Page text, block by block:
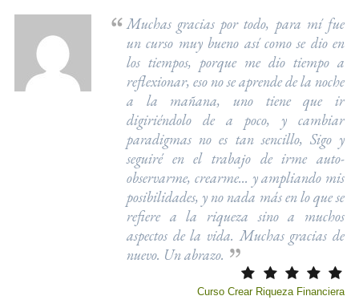
Muchas gracias por todo, para mí fue
un curso muy bueno así como se dio en
los tiempos, porque me dio tiempo a
reflexionar, eso no se aprende de la noche
a la mañana, uno tiene que ir
digiriéndolo de a poco, y cambiar
paradigmas no es tan sencillo, Sigo y
seguiré en el trabajo de irme auto-
observarme, crearme... y ampliando mis
posibilidades, y no nada más en lo que se
refiere a la riqueza sino a muchos
aspectos de la vida. Muchas gracias de
nuevo. Un abrazo.
Curso Crear Riqueza Financiera